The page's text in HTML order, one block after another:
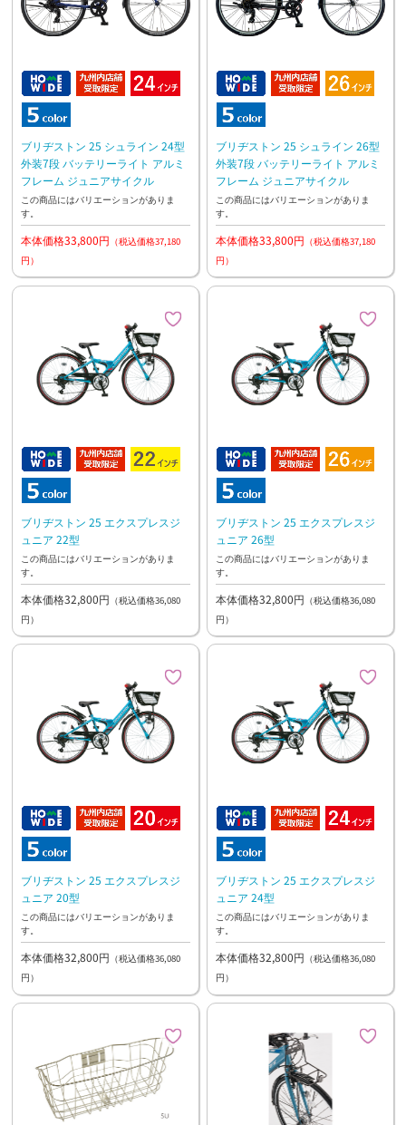
ブリヂストン 25 シュライン 24型
外装7段 バッテリーライト アルミ
フレーム ジュニアサイクル
この商品にはバリエーションがありま
す。
本体価格33,800円 （税込価格37,180
円）
ブリヂストン 25 シュライン 26型
外装7段 バッテリーライト アルミ
フレーム ジュニアサイクル
この商品にはバリエーションがありま
す。
本体価格33,800円 （税込価格37,180
円）
ブリヂストン 25 エクスプレスジ
ュニア 22型
この商品にはバリエーションがありま
す。
本体価格32,800円 （税込価格36,080
円）
ブリヂストン 25 エクスプレスジ
ュニア 26型
この商品にはバリエーションがありま
す。
本体価格32,800円 （税込価格36,080
円）
ブリヂストン 25 エクスプレスジ
ュニア 20型
この商品にはバリエーションがありま
す。
本体価格32,800円 （税込価格36,080
円）
ブリヂストン 25 エクスプレスジ
ュニア 24型
この商品にはバリエーションがありま
す。
本体価格32,800円 （税込価格36,080
円）